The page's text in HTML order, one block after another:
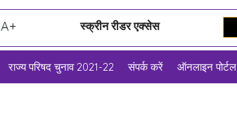
A+ स्क्रीन रीडर एक्सेस
राज्य परिषद चुनाव 2021-22 संपर्क करें ऑनलाइन पोर्टल